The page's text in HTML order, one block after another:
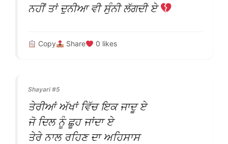
ਨਹੀਂ ਤਾਂ ਦੁਨੀਆ ਵੀ ਸੁੰਨੀ ਲੱਗਦੀ ਏ
Copy Share 0 likes
Shayari #5
ਤੇਰੀਆਂ ਅੱਖਾਂ ਵਿੱਚ ਇਕ ਜਾਦੂ ਏ
ਜੋ ਦਿਲ ਨੂੰ ਛੂਹ ਜਾਂਦਾ ਏ
ਤੇਰੇ ਨਾਲ ਰਹਿਣ ਦਾ ਅਹਿਸਾਸ